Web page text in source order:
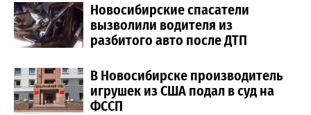
Новосибирские спасатели
вызволили водителя из
разбитого авто после ДТП
В Новосибирске производитель
игрушек из США подал в суд на
ФССП